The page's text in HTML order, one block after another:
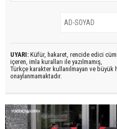
UYARI: Küfür, hakaret, rencide edici
içeren, imla kuralları ile yazılmamış,
Türkçe karakter kullanılmayan ve büyük
onaylanmamaktadır.